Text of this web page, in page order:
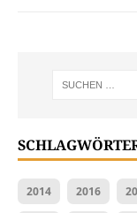
2014 2016